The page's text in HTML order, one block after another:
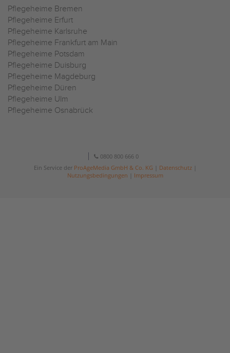
Pflegeheime Bremen
Pflegeheime Erfurt
Pflegeheime Karlsruhe
Pflegeheime Frankfurt am Main
Pflegeheime Potsdam
Pflegeheime Duisburg
Pflegeheime Magdeburg
Pflegeheime Düren
Pflegeheime Ulm
Pflegeheime Osnabrück
0800 800 666 0
Ein Service der ProAgeMedia GmbH & Co. KG Datenschutz|
Nutzungsbedingungen
Impressum